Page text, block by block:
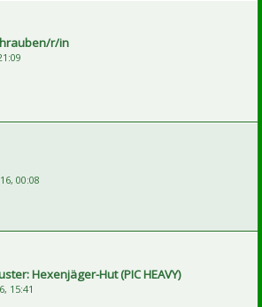
r/in
00:08
Hexenjäger-Hut (PIC HEAVY)
15:41